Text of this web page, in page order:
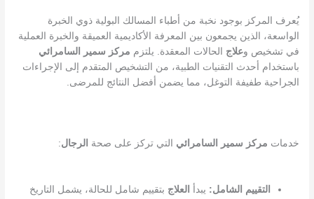
يُعرف المركز بوجود نخبة من أطباء المسالك البولية ذوي الخبرة
الواسعة، الذين يجمعون بين المعرفة الأكاديمية العميقة والخبرة العملية
في تشخيص وعلاج الحالات المعقدة. يلتزم مركز سمير السامرائي
باستخدام أحدث التقنيات الطبية، من التشخيص المتقدم إلى الإجراءات
الجراحية طفيفة التوغل، مما يضمن أفضل النتائج للمرضى.
خدمات مركز سمير السامرائي التي تركز على صحة الرجال:
التقييم الشامل: يبدأ العلاج بتقييم شامل للحالة، يشمل التاريخ